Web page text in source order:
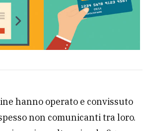
hanno operato e convissuto
non comunicanti tra loro.